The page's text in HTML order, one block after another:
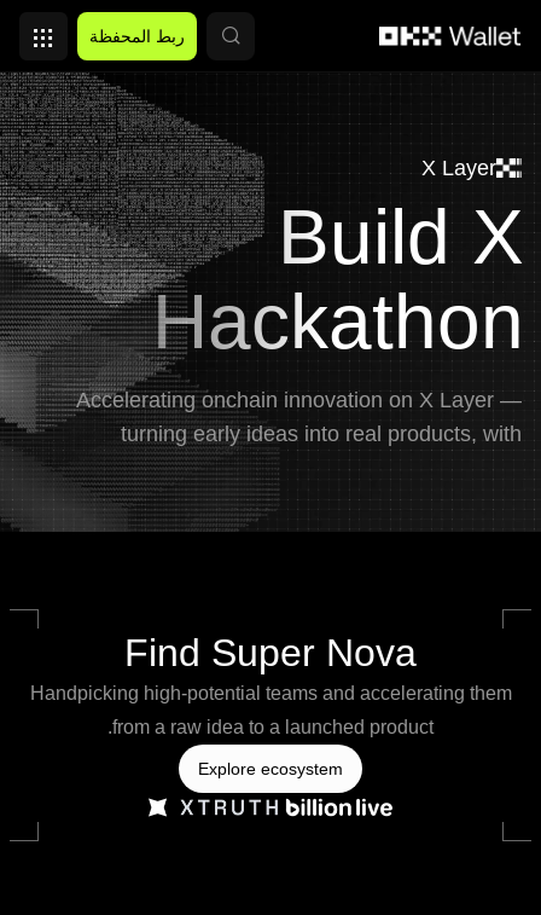
ربط المحفظة
X Layer
Build X
Hackathon
Accelerating onchain innovation on X Layer —
turning early ideas into real products, with
continuous support from prototype to launch
Find Super Nova
Handpicking high-potential teams and accelerating them
from a raw idea to a launched product.
Explore ecosystem